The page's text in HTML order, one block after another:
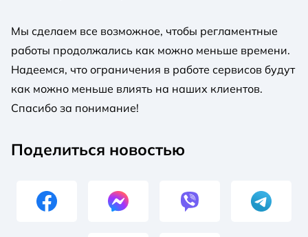
Мы сделаем все возможное, чтобы регламентные
работы продолжались как можно меньше времени.
Надеемся, что ограничения в работе сервисов будут
как можно меньше влиять на наших клиентов.
Спасибо за понимание!
Поделиться новостью